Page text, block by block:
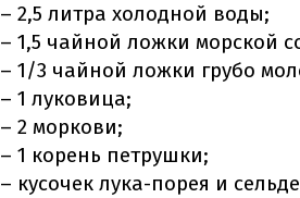
– 2,5 литра холодной воды;
– 1,5 чайной ложки морской
– 1/3 чайной ложки грубо
– 1 луковица;
– 2 моркови;
– 1 корень петрушки;
– кусочек лука-порея и